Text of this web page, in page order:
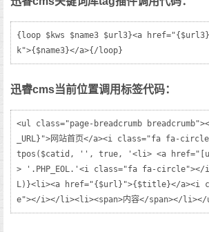
{loop $kws $name3 $url3}<a
k">{$name3}</a>{/loop}
迅睿cms当前位置调用标签代码：
<ul class="page-breadcrumb
_URL}">网站首页</a><i class="fa fa-
tpos($catid, '', true, '<li> <a
> '.PHP_EOL.'<i class="fa fa-circle"></
L)}<li><a href="{$url}">{$title}</a><i
e"></i></li><li><span>内容</span></li></